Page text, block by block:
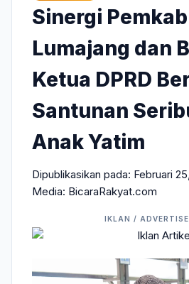
Sinergi Pemkab
Lumajang dan
Ketua DPRD
Santunan
Anak Yatim
Dipublikasikan pada: Februari
Media: BicaraRakyat.com